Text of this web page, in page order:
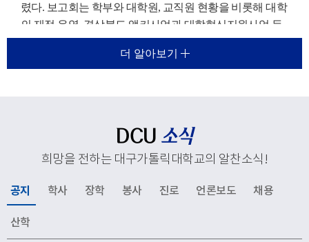
렸다. 보고회는 학부와 대학원, 교직원 현황을 비롯해 대학
의 재정 운영, 경상북도 앵커사업과 대학혁신지원사업 등
주요 재정지원사업, 외국인 유학생 지원 현황에 대한 보고
가 진행되었다.이를 통해 우리 대학이 교육환경 변화에 대
학의 지속적인 발전과 구성원 모두를 위해 강복했다.이어
성당과 중앙도서관, 모빌리티체험관, 기숙사, 박물관 등 효
성캠퍼스 주요 시설을 둘러보며 학생들의 교육과 생활이
간직한 공간부터 미래 산업 인재 양성을 위한 교육시설까
지 폭넓게 방문하며 우리 대학의 교육환경과 발전상을 확
인했다.이번 방문은 사랑과 봉사의 교육이념을 바탕으로
더 알아보기
DCU 소식
희망을 전하는 대구가톨릭대학교의 알찬소식 !
공지 학사 장학 봉사 진로 언론보도 채용
산학